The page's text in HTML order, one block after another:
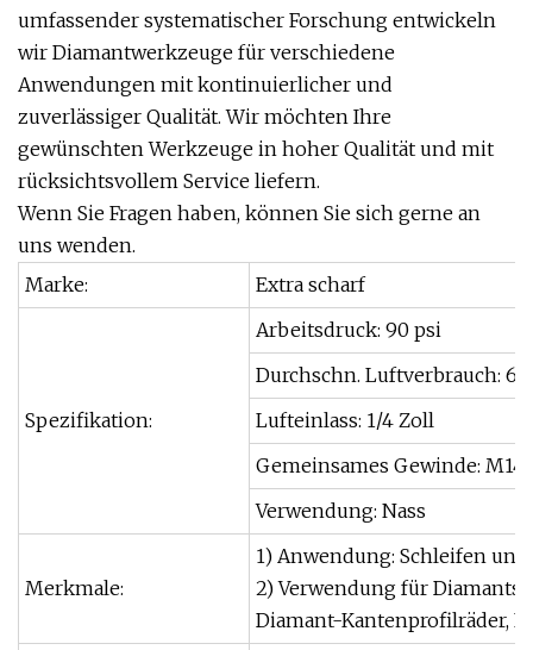
umfassender systematischer Forschung entwickeln
wir Diamantwerkzeuge für verschiedene
Anwendungen mit kontinuierlicher und
zuverlässiger Qualität. Wir möchten Ihre
gewünschten Werkzeuge in hoher Qualität und mit
rücksichtsvollem Service liefern.
Wenn Sie Fragen haben, können Sie sich gerne an
uns wenden.
Marke:
Extra scharf
Spezifikation:
Arbeitsdruck: 90 psi
Durchschn. Luftverbrauch:
Lufteinlass: 1/4 Zoll
Gemeinsames Gewinde: M14,
Verwendung: Nass
Merkmale:
1) Anwendung: Schleifen
2) Verwendung für
Diamant-Kantenprofilräder,